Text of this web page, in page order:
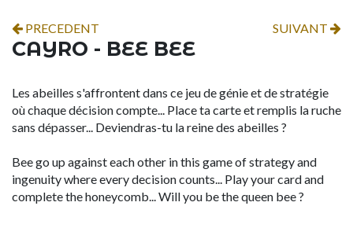
PRECEDENT SUIVANT
CAYRO - BEE BEE
Les abeilles s'affrontent dans ce jeu de génie et de stratégie
où chaque décision compte... Place ta carte et remplis la ruche
sans dépasser... Deviendras-tu la reine des abeilles ?
Bee go up against each other in this game of strategy and
ingenuity where every decision counts... Play your card and
complete the honeycomb... Will you be the queen bee ?